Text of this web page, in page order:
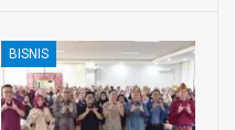
BISNIS